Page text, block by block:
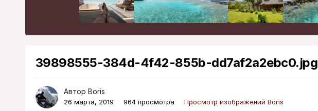
39898555-384d-4f42-855b-dd7af2a2ebc0.jpg
Автор Boris
26 марта, 2019 964 просмотра Просмотр изображений Boris